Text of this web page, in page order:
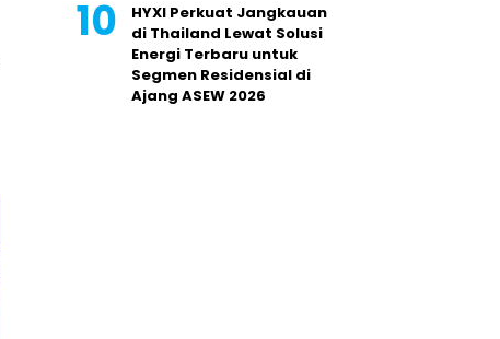
HYXI Perkuat Jangkauan
di Thailand Lewat Solusi
Energi Terbaru untuk
Segmen Residensial di
Ajang ASEW 2026